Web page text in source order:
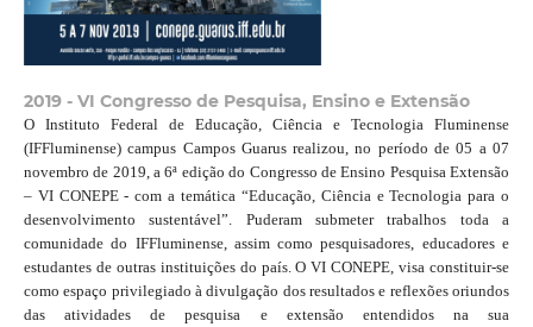
2019 - VI Congresso de Pesquisa, Ensino e Extensão
O Instituto Federal de Educação, Ciência e Tecnologia Fluminense
(IFFluminense) campus Campos Guarus realizou, no período de 05 a 07
novembro de 2019, a 6ª edição do Congresso de Ensino Pesquisa Extensão
– VI CONEPE - com a temática “Educação, Ciência e Tecnologia para o
desenvolvimento sustentável”. Puderam submeter trabalhos toda a
comunidade do IFFluminense, assim como pesquisadores, educadores e
estudantes de outras instituições do país. O VI CONEPE, visa constituir-se
como espaço privilegiado à divulgação dos resultados e reflexões oriundos
das atividades de pesquisa e extensão entendidos na sua